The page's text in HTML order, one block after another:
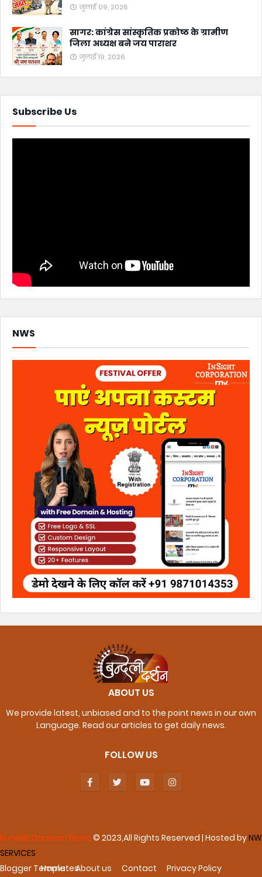
जुलाई 09, 2026
सागर: कांग्रेस सांस्कृतिक प्रकोष्ठ के ग्रामीण
जिला अध्यक्ष बने जय पाराशर
जुलाई 19, 2026
Subscribe Us
NWS
ABOUT US
We provide latest, unbiased and to the point news in our own
Language. Read our articles to get daily news.
FOLLOW US
Bundeli Darshan News © 2023,All Rights Reserved | Hosted byNW
SERVICES
Home
About us Contact Privacy Policy
Blogger Templates